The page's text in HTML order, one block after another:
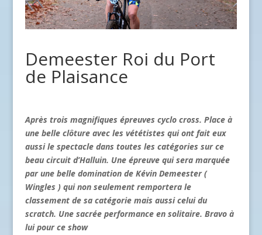
Demeester Roi du Port
de Plaisance
Après trois magnifiques épreuves cyclo cross. Place à
une belle clôture avec les vététistes qui ont fait eux
aussi le spectacle dans toutes les catégories sur ce
beau circuit d’Halluin. Une épreuve qui sera marquée
par une belle domination de Kévin Demeester (
Wingles ) qui non seulement remportera le
classement de sa catégorie mais aussi celui du
scratch. Une sacrée performance en solitaire. Bravo à
lui pour ce show